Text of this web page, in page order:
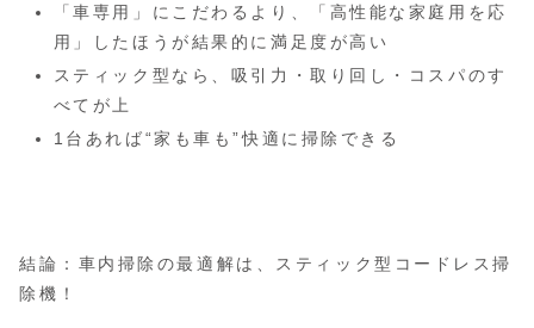
「車専用」にこだわるより、「高性能な家庭用を応
用」したほうが結果的に満足度が高い
スティック型なら、吸引力・取り回し・コスパのす
べてが上
1台あれば“家も車も”快適に掃除できる
結論：車内掃除の最適解は、スティック型コードレス掃
除機！